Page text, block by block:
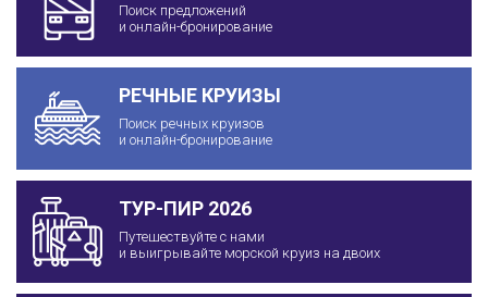
Поиск предложений
и онлайн-бронирование
РЕЧНЫЕ КРУИЗЫ
Поиск речных круизов
и онлайн-бронирование
ТУР-ПИР 2026
Путешествуйте с нами
и выигрывайте морской круиз на двоих